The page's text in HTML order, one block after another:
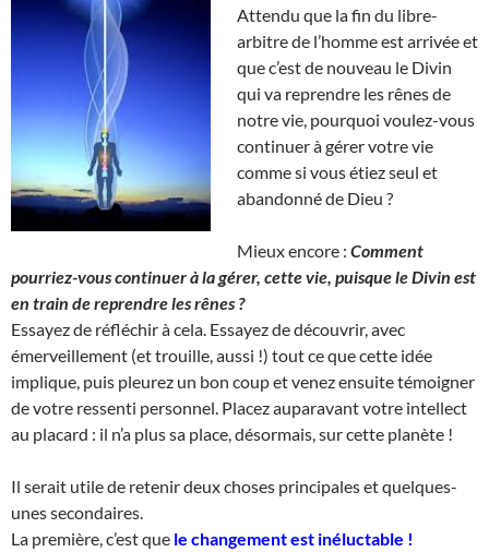
Attendu que la fin du libre-
arbitre de l’homme est arrivée et
que c’est de nouveau le Divin
qui va reprendre les rênes de
notre vie, pourquoi voulez-vous
continuer à gérer votre vie
comme si vous étiez seul et
abandonné de Dieu ?
Mieux encore : Comment
pourriez-vous continuer à la gérer, cette vie, puisque le Divin est
en train de reprendre les rênes ?
Essayez de réfléchir à cela. Essayez de découvrir, avec
émerveillement (et trouille, aussi !) tout ce que cette idée
implique, puis pleurez un bon coup et venez ensuite témoigner
de votre ressenti personnel. Placez auparavant votre intellect
au placard : il n’a plus sa place, désormais, sur cette planète !
Il serait utile de retenir deux choses principales et quelques-
unes secondaires.
La première, c’est que le changement est inéluctable !